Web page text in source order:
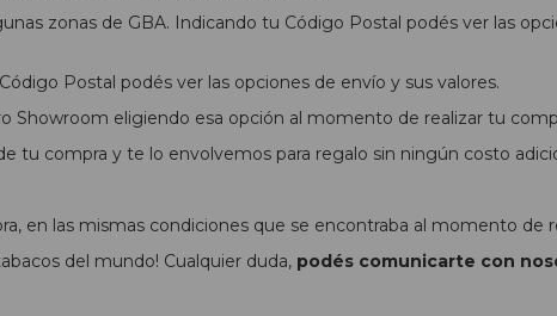
zonas de GBA. Indicando tu Código Postal podés ver las
Postal podés ver las opciones de envío y sus valores.
Showroom eligiendo esa opción al momento de realizar tu
tu compra y te lo envolvemos para regalo sin ningún costo
en las mismas condiciones que se encontraba al momento de
del mundo! Cualquier duda, podés comunicarte con